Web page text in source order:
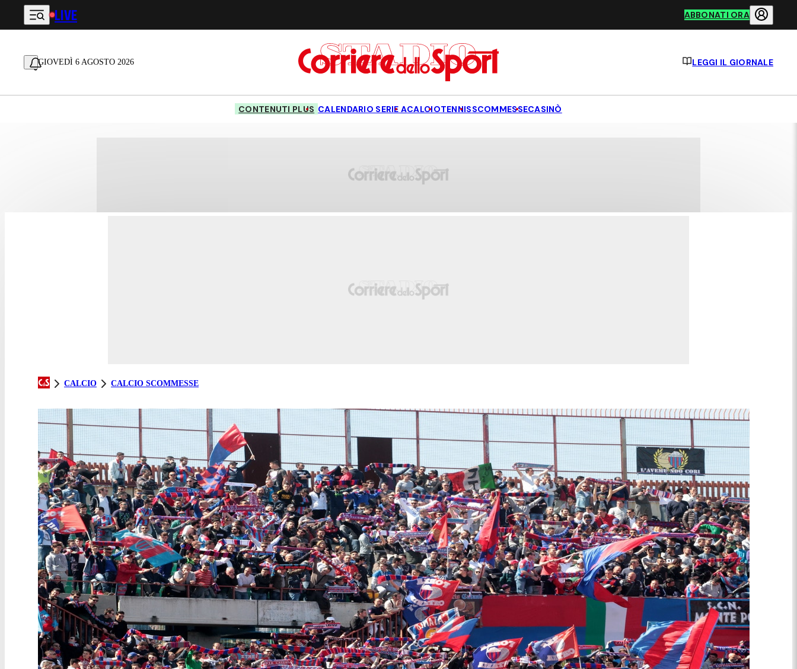
Vai al contenuto principale
LIVE ABBONATI ORA
GIOVEDÌ 6 AGOSTO 2026 LEGGI IL GIORNALE
CONTENUTI PLUS CALENDARIO SERIE ACALCIOTENNISSCOMMESSECASINÒ
CALCIO CALCIO SCOMMESSE